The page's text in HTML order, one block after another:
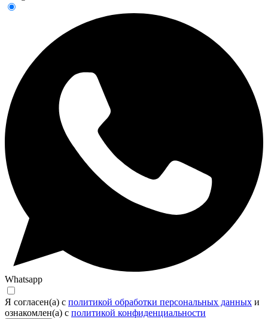
Whatsapp
Я согласен(а) c политикой обработки персональных данных и
ознакомлен(а) с политикой конфиденциальности